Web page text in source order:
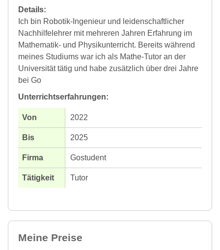
Details:
Ich bin Robotik-Ingenieur und leidenschaftlicher
Nachhilfelehrer mit mehreren Jahren Erfahrung im
Mathematik- und Physikunterricht. Bereits während
meines Studiums war ich als Mathe-Tutor an der
Universität tätig und habe zusätzlich über drei Jahre
bei Go
Unterrichtserfahrungen:
2022
2025
Gostudent
Tutor
Meine Preise